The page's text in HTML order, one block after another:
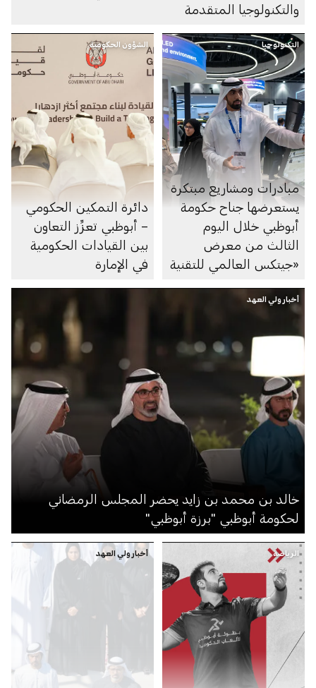
والتكنولوجيا المتقدمة
التكنولوجيا
مبادرات ومشاريع مبتكرة
يستعرضها جناح حكومة
أبوظبي خلال اليوم
الثالث من معرض
«جيتكس العالمي للتقنية
الشؤون الحكومية
دائرة التمكين الحكومي
– أبوظبي تعزِّز التعاون
بين القيادات الحكومية
في الإمارة
أخبار ولي العهد
خالد بن محمد بن زايد يحضر المجلس الرمضاني
لحكومة أبوظبي "برزة أبوظبي"
الرياضة أخبار ولي العهد